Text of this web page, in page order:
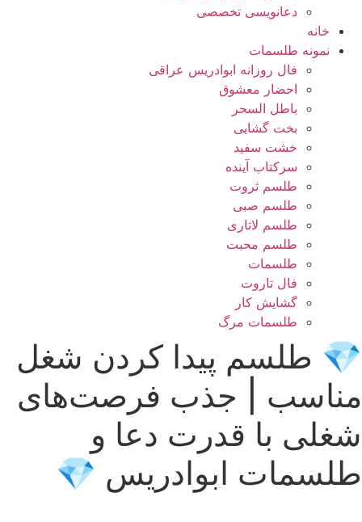
دعانویسی تخصصی
خانه
نمونه طلسمات
فال روزانه ابوادریس عراقی
احضار معشوق
باطل السحر
بخت گشایی
خشت سفید
سرکتاب آینده
طلسم ثروت
طلسم صبی
طلسم لاتاری
طلسم محبت
طلسمات
فال تاروت
گشایش کار
طلسمات مرگ
💎 طلسم پیدا کردن شغل
مناسب | جذب فرصت‌های
شغلی با قدرت دعا و
طلسمات ابوادریس 💎